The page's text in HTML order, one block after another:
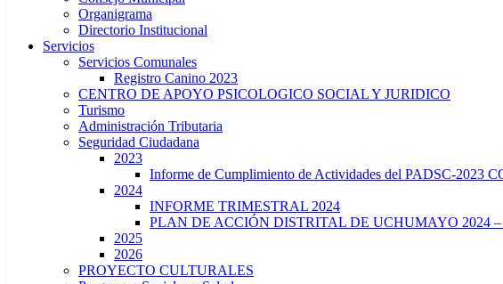
Organigrama
Directorio Institucional
Servicios
Servicios Comunales
Registro Canino 2023
CENTRO DE APOYO PSICOLOGICO SOCIAL Y JURIDICO
Turismo
Administración Tributaria
Seguridad Ciudadana
2023
Informe de Cumplimiento de Actividades del PADSC-2023
2024
INFORME TRIMESTRAL 2024
PLAN DE ACCIÓN DISTRITAL DE UCHUMAYO 2024 –
2025
2026
PROYECTO CULTURALES